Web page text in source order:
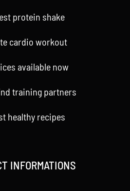
protein shake
cardio workout
available now
training partners
healthy recipes
INFORMATIONS